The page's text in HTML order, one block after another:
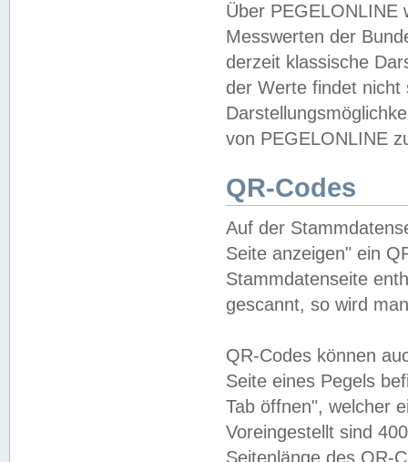
Über PEGELONLINE
Messwerten der
derzeit klassische
der Werte findet
von PEGELONLINE
QR-Codes
Auf der
Seite anzeigen" ein
Stammdatenseite
gescannt, so wird
QR-Codes können
Seite eines Pegels
Tab öffnen", welcher
Voreingestellt sind
Seitenlänge des QR-